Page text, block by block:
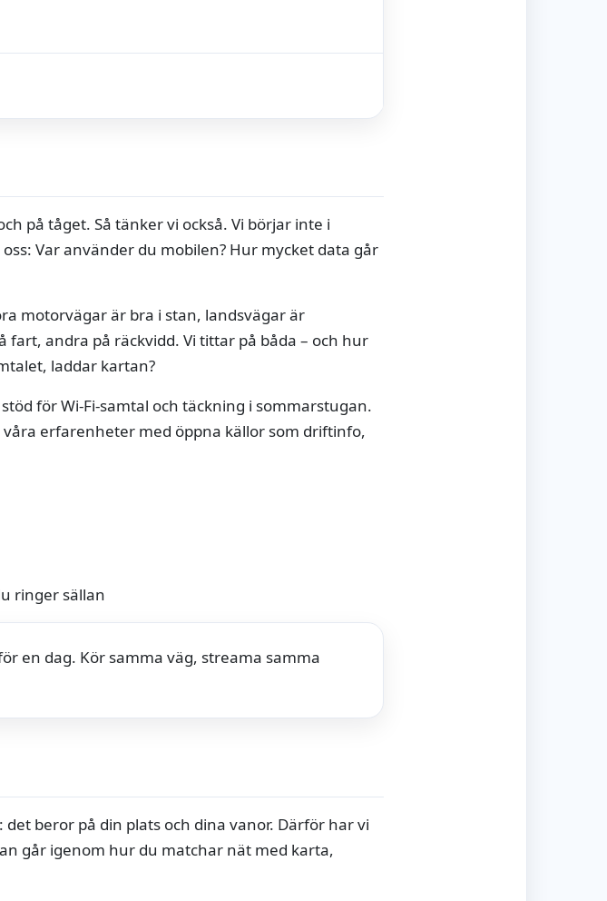
på tåget. Så tänker vi också. Vi börjar inte i
Var använder du mobilen? Hur mycket data går
motorvägar är bra i stan, landsvägar är
andra på räckvidd. Vi tittar på båda – och hur
laddar kartan?
för Wi‑Fi‑samtal och täckning i sommarstugan.
erfarenheter med öppna källor som driftinfo,
ringer sällan
en dag. Kör samma väg, streama samma
beror på din plats och dina vanor. Därför har vi
går igenom hur du matchar nät med karta,